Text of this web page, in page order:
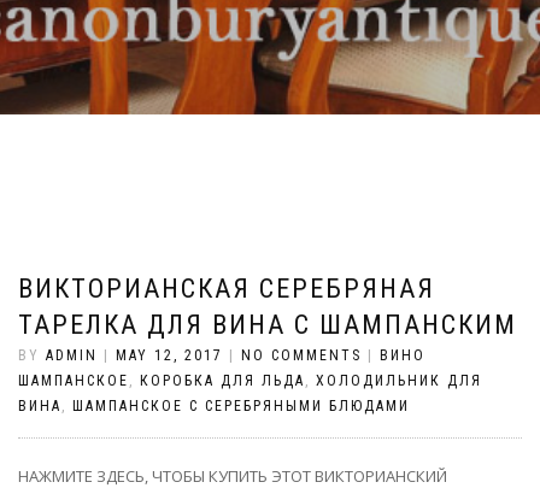
ВИКТОРИАНСКАЯ СЕРЕБРЯНАЯ
ТАРЕЛКА ДЛЯ ВИНА С ШАМПАНСКИМ
BY ADMIN MAY 12, 2017 NO COMMENTS
ВИНО
ШАМПАНСКОЕ , КОРОБКА ДЛЯ ЛЬДА , ХОЛОДИЛЬНИК ДЛЯ
ВИНА , ШАМПАНСКОЕ С СЕРЕБРЯНЫМИ БЛЮДАМИ
НАЖМИТЕ ЗДЕСЬ, ЧТОБЫ КУПИТЬ ЭТОТ ВИКТОРИАНСКИЙ